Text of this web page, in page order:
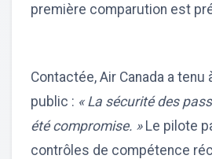
première comparution est
Contactée, Air Canada a tenu
public : « La sécurité des
été compromise. » Le pilote
contrôles de compétence